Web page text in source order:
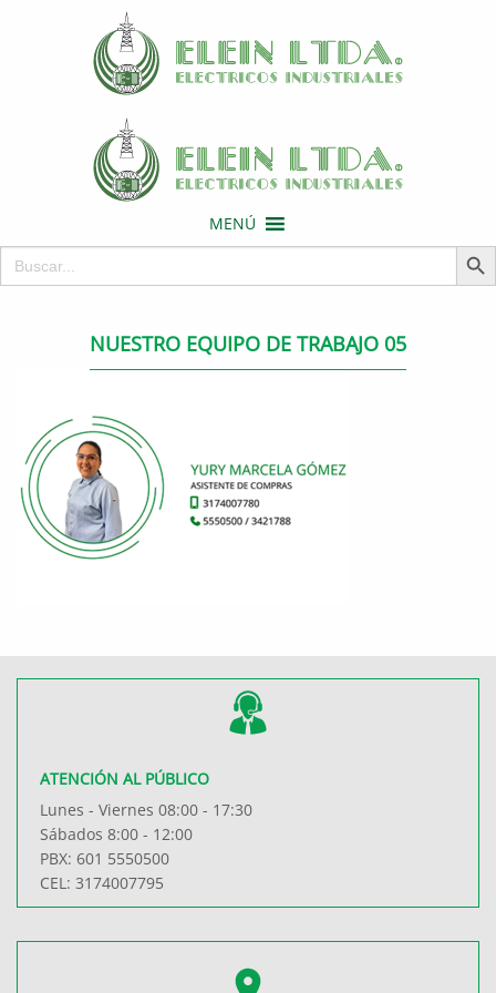
MENÚ
Buscar:
Botón de
NUESTRO EQUIPO DE TRABAJO 05
ATENCIÓN AL PÚBLICO
Lunes - Viernes 08:00 - 17:30
Sábados 8:00 - 12:00
PBX: 601 5550500
CEL: 3174007795